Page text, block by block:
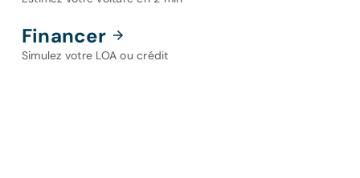
Financer
Simulez votre LOA ou crédit